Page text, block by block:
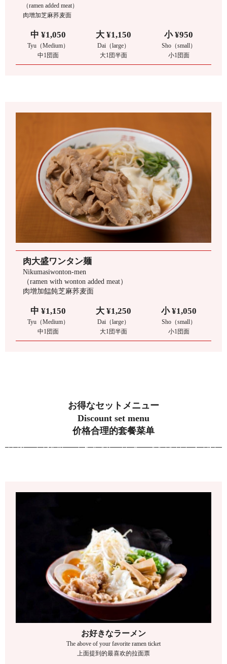
（ramen added meat）
肉增加芝麻荞麦面
中 ¥1,050
Tyu（Medium）
中1団面
大 ¥1,150
Dai（large）
大1団半面
小 ¥950
Sho（small）
小1団面
肉大盛ワンタン麺
Nikumasiwonton-men
（ramen with wonton added meat）
肉增加饂飩芝麻荞麦面
中 ¥1,150
Tyu（Medium）
中1団面
大 ¥1,250
Dai（large）
大1団半面
小 ¥1,050
Sho（small）
小1団面
お得なセットメニュー
Discount set menu
价格合理的套餐菜单
お好きなラーメン
The above of your favorite ramen ticket
上面提到的最喜欢的拉面票